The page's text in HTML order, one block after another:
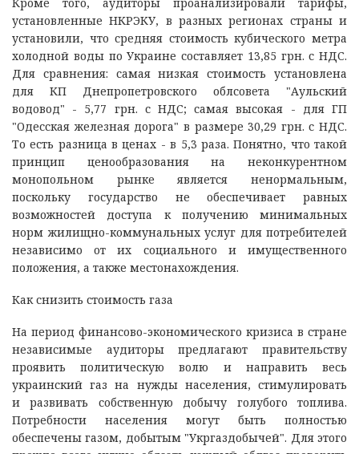
установленные НКРЭКУ, в разных регионах страны и
установили, что средняя стоимость кубического метра
холодной воды по Украине составляет 13,85 грн. с НДС.
Для сравнения: самая низкая стоимость установлена
для КП Днепропетровского облсовета "Аульский
водовод" - 5,77 грн. с НДС; самая высокая - для ГП
"Одесская железная дорога" в размере 30,29 грн. с НДС.
То есть разница в ценах - в 5,3 раза. Понятно, что такой
принцип ценообразования на неконкурентном
монопольном рынке является ненормальным,
поскольку государство не обеспечивает равных
возможностей доступа к получению минимальных
норм жилищно-коммунальных услуг для потребителей
независимо от их социального и имущественного
положения, а также местонахождения.
Как снизить стоимость газа
На период финансово-экономического кризиса в стране
независимые аудиторы предлагают правительству
проявить политическую волю и направить весь
украинский газ на нужды населения, стимулировать
и развивать собственную добычу голубого топлива.
Потребности населения могут быть полностью
обеспечены газом, добытым "Укргаздобычей". Для этого